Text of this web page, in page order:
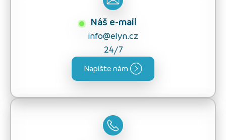
Náš e-mail
info@elyn.cz
24/7
Napište nám